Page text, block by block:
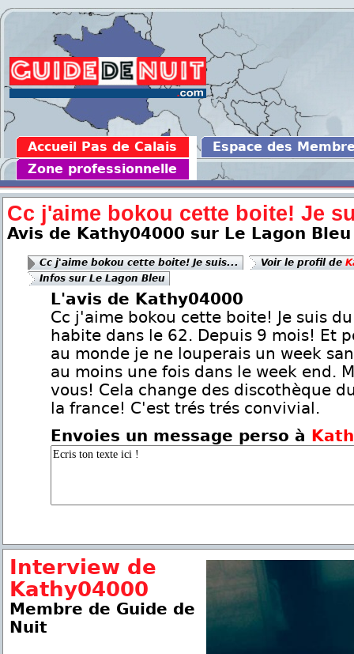
Accueil Pas de Calais
Espace des
Zone professionnelle
Cc j'aime bokou cette boite! Je
Avis de Kathy04000 sur Le Lagon Bleu
Cc j'aime bokou cette boite! Je suis... Voir le profil de
Infos sur Le Lagon Bleu
L'avis de Kathy04000
Cc j'aime bokou cette boite! Je suis
habite dans le 62. Depuis 9 mois! Et
au monde je ne louperais un week
au moins une fois dans le week end.
vous! Cela change des discothèque
la france! C'est trés trés convivial.
Envoies un message perso à
Interview de
Kathy04000
Membre de Guide de
Nuit